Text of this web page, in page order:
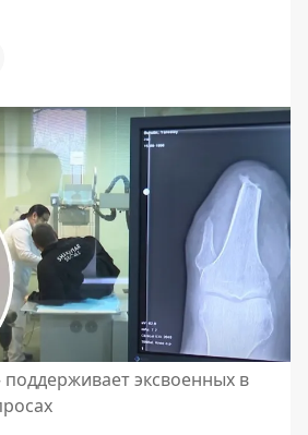
эксвоенных в